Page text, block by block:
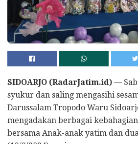
SIDOARJO (RadarJatim.id) —
syukur dan saling mengasihi
Darussalam Tropodo Waru
mengadakan berbagai
bersama Anak-anak yatim dan